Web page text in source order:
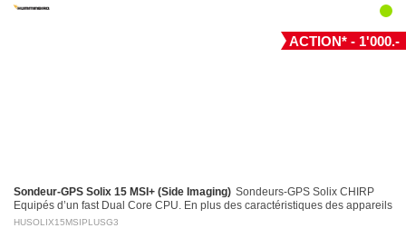
ACTION* - 1'000.-
Sondeur-GPS Solix 15 MSI+ (Side Imaging) Sondeurs-GPS Solix CHIRP
Equipés d’un fast Dual Core CPU. En plus des caractéristiques des appareils
Helix, entre autres le puissant système…
HUSOLIX15MSIPLUSG3